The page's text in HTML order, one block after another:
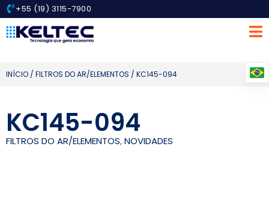
+55 (19) 3115-7900
INÍCIO / FILTROS DO AR/ELEMENTOS / KC145-094
KC145-094
FILTROS DO AR/ELEMENTOS,NOVIDADES